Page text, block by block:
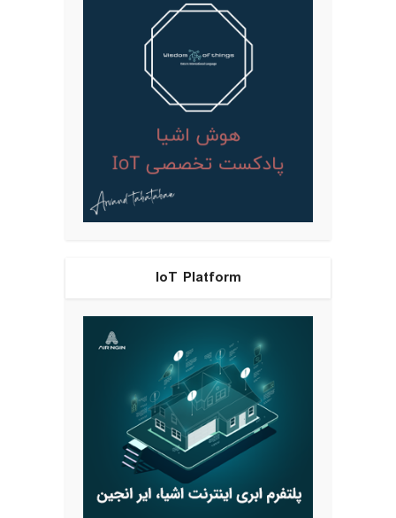
IoT Platform